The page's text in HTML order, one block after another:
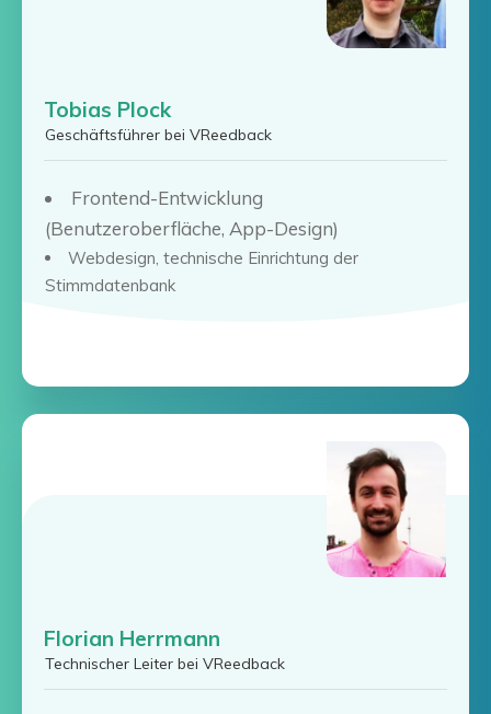
Tobias Plock
Geschäftsführer bei VReedback
Frontend-Entwicklung
(Benutzeroberfläche, App-Design)
Webdesign, technische Einrichtung der
Stimmdatenbank
Florian Herrmann
Technischer Leiter bei VReedback